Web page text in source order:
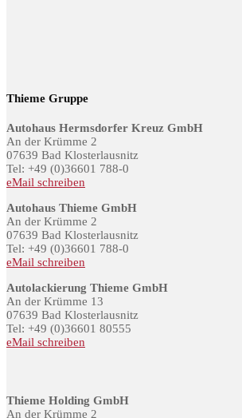
Thieme Gruppe
Autohaus Hermsdorfer Kreuz GmbH
An der Krümme 2
07639 Bad Klosterlausnitz
Tel: +49 (0)36601 788-0
eMail schreiben
Autohaus Thieme GmbH
An der Krümme 2
07639 Bad Klosterlausnitz
Tel: +49 (0)36601 788-0
eMail schreiben
Autolackierung Thieme GmbH
An der Krümme 13
07639 Bad Klosterlausnitz
Tel: +49 (0)36601 80555
eMail schreiben
Thieme Holding GmbH
An der Krümme 2